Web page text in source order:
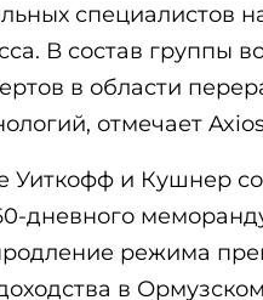
специалистов
В состав группы
в области
отмечает
и Кушнер
дневного
режима
в